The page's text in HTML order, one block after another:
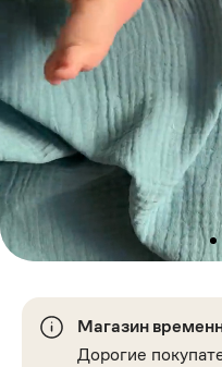
Магазин
Дорогие